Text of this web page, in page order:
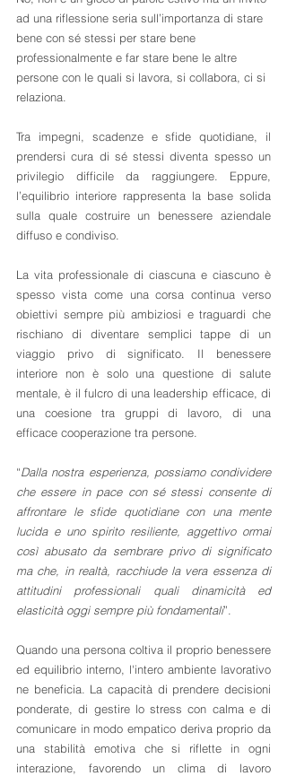
ad una riflessione seria sull’importanza di stare
bene con sé stessi per stare bene
professionalmente e far stare bene le altre
persone con le quali si lavora, si collabora, ci si
relaziona.
Tra impegni, scadenze e sfide quotidiane, il
prendersi cura di sé stessi diventa spesso un
privilegio difficile da raggiungere. Eppure,
l’equilibrio interiore rappresenta la base solida
sulla quale costruire un benessere aziendale
diffuso e condiviso.
La vita professionale di ciascuna e ciascuno è
spesso vista come una corsa continua verso
obiettivi sempre più ambiziosi e traguardi che
rischiano di diventare semplici tappe di un
viaggio privo di significato. Il benessere
interiore non è solo una questione di salute
mentale, è il fulcro di una leadership efficace, di
una coesione tra gruppi di lavoro, di una
efficace cooperazione tra persone.
“Dalla nostra esperienza, possiamo condividere
che essere in pace con sé stessi consente di
affrontare le sfide quotidiane con una mente
lucida e uno spirito resiliente, aggettivo ormai
così abusato da sembrare privo di significato
ma che, in realtà, racchiude la vera essenza di
attitudini professionali quali dinamicità ed
elasticità oggi sempre più fondamentali”.
Quando una persona coltiva il proprio benessere
ed equilibrio interno, l'intero ambiente lavorativo
ne beneficia. La capacità di prendere decisioni
ponderate, di gestire lo stress con calma e di
comunicare in modo empatico deriva proprio da
una stabilità emotiva che si riflette in ogni
interazione, favorendo un clima di lavoro